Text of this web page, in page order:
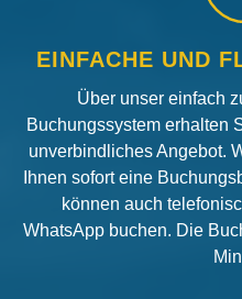
EINFACHE UND
Über unser einfach
Buchungssystem erhalten
unverbindliches Angebot.
Ihnen sofort eine
können auch
WhatsApp buchen. Die